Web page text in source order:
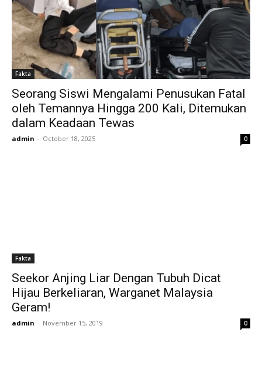
Fakta
Seorang Siswi Mengalami Penusukan Fatal
oleh Temannya Hingga 200 Kali, Ditemukan
dalam Keadaan Tewas
admin - October 18, 2025 0
Fakta
Seekor Anjing Liar Dengan Tubuh Dicat
Hijau Berkeliaran, Warganet Malaysia
Geram!
admin - November 15, 2019 0